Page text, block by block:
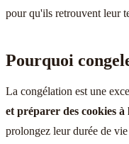
pour qu'ils retrouvent leur
Pourquoi
La congélation est une
et préparer des cookies à
prolongez leur durée de